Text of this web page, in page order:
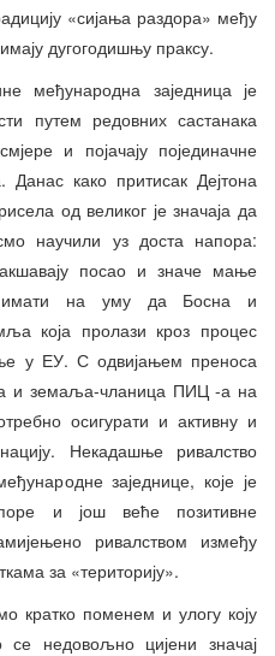
«сијања раздора» међу
дугогодишњу праксу.
међународна заједница је
путем редовних састанака
и појачају појединачне
Данас како притисак Дејтона
од великог је значаја да
научили уз доста напора:
посао и значе мање
имати на уму да Босна и
која пролази кроз процес
у ЕУ. С одвијањем преноса
и земаља-чланица ПИЦ -а на
осигурати и активну и
Некадашње ривалство
заједнице, које је
и још веће позитивне
ривалством између
за «територију».
кратко поменем и улогу коју
недовољно цијени значај